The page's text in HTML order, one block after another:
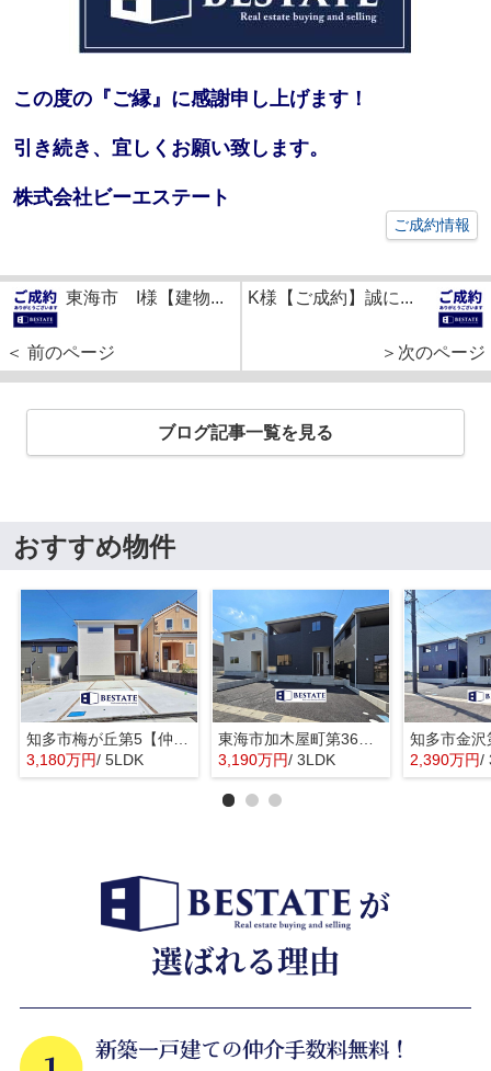
この度の『ご縁』に感謝申し上げます！
引き続き、宜しくお願い致します。
株式会社ビーエステート
ご成約情報
東海市 I様【建物...
＜ 前のページ
K様【ご成約】誠に...
＞次のページ
ブログ記事一覧を見る
おすすめ物件
3,180万円/ 5LDK
3,190万円/ 3LDK 2,390万円/